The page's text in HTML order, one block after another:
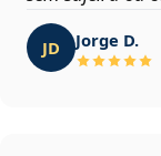
JD Jorge D.